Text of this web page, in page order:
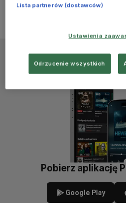
Pobierz aplikację
Google Play
Lista partnerów (dostawców)
Ustawienia
Odrzucenie wszystkich